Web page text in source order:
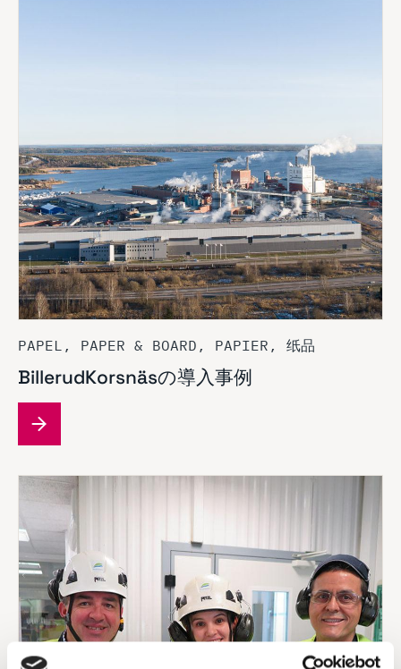
PAPEL, PAPER & BOARD, PAPIER, 纸品
BillerudKorsnäsの導入事例